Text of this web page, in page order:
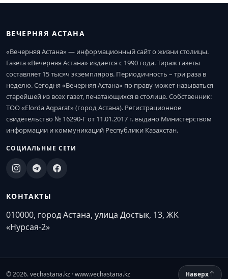
ВЕЧЕРНЯЯ АСТАНА
«Вечерняя Астана» — информационный сайт о жизни столицы.
Газета «Вечерняя Астана» издается с 1990 года. Тираж газеты
составляет 15 тысяч экземпляров. Периодичность – три раза в
неделю. Сегодня «Вечерняя Астана» по праву может называться
старейшей из всех газет, печатающихся в столице. Собственник:
ТОО «Elorda Aqparat» (город Астана). Регистрационное
свидетельство № 16290-Г от 11.01.2017 г. выдано Министерством
информации и коммуникаций Республики Казахстан.
СОЦИАЛЬНЫЕ СЕТИ
КОНТАКТЫ
010000, город Астана, улица Достык, 13, ЖК
«Нурсая-2»
© 2026. vechastana.kz · www.vechastana.kz Наверх